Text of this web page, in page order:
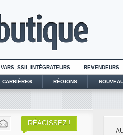
VARS, SSII, INTÉGRATEURS REVENDEURS
CARRIÈRES RÉGIONS
RÉAGISSEZ !